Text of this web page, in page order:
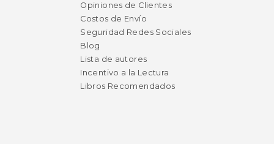
Opiniones de Clientes
Costos de Envío
Seguridad Redes Sociales
Blog
Lista de autores
Incentivo a la Lectura
Libros Recomendados